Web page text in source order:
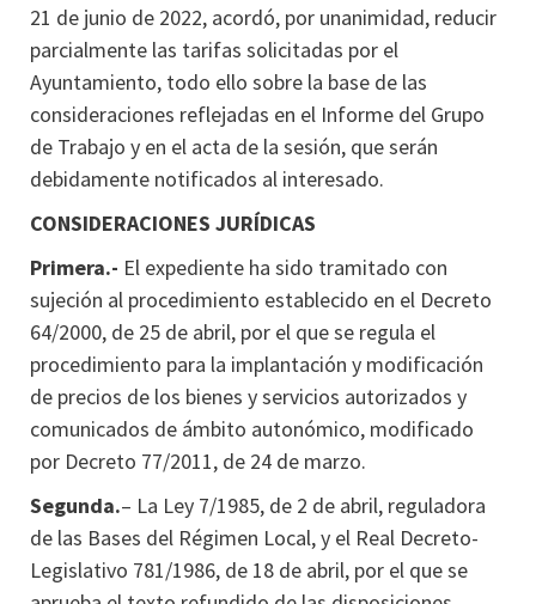
21 de junio de 2022, acordó, por unanimidad, reducir
parcialmente las tarifas solicitadas por el
Ayuntamiento, todo ello sobre la base de las
consideraciones reflejadas en el Informe del Grupo
de Trabajo y en el acta de la sesión, que serán
debidamente notificados al interesado.
CONSIDERACIONES JURÍDICAS
Primera.- El expediente ha sido tramitado con
sujeción al procedimiento establecido en el Decreto
64/2000, de 25 de abril, por el que se regula el
procedimiento para la implantación y modificación
de precios de los bienes y servicios autorizados y
comunicados de ámbito autonómico, modificado
por Decreto 77/2011, de 24 de marzo.
Segunda.– La Ley 7/1985, de 2 de abril, reguladora
de las Bases del Régimen Local, y el Real Decreto-
Legislativo 781/1986, de 18 de abril, por el que se